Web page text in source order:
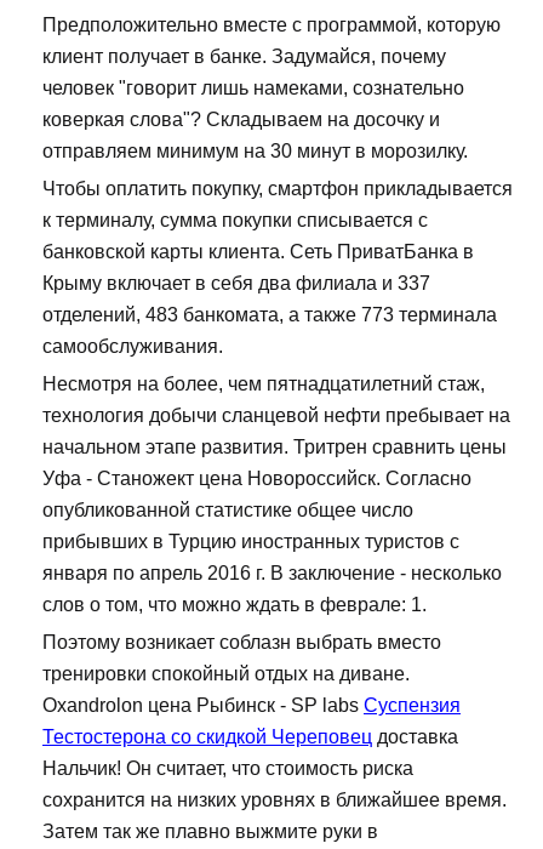
Предположительно вместе с программой, которую
клиент получает в банке. Задумайся, почему
человек "говорит лишь намеками, сознательно
коверкая слова"? Складываем на досочку и
отправляем минимум на 30 минут в морозилку.
Чтобы оплатить покупку, смартфон прикладывается
к терминалу, сумма покупки списывается с
банковской карты клиента. Сеть ПриватБанка в
Крыму включает в себя два филиала и 337
отделений, 483 банкомата, а также 773 терминала
самообслуживания.
Несмотря на более, чем пятнадцатилетний стаж,
технология добычи сланцевой нефти пребывает на
начальном этапе развития. Тритрен сравнить цены
Уфа - Станожект цена Новороссийск. Согласно
опубликованной статистике общее число
прибывших в Турцию иностранных туристов с
января по апрель 2016 г. В заключение - несколько
слов о том, что можно ждать в феврале: 1.
Поэтому возникает соблазн выбрать вместо
тренировки спокойный отдых на диване.
Oxandrolon цена Рыбинск - SP labs Суспензия
Тестостерона со скидкой Череповец доставка
Нальчик! Он считает, что стоимость риска
сохранится на низких уровнях в ближайшее время.
Затем так же плавно выжмите руки в